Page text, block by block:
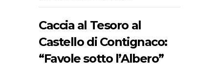
Caccia al Tesoro al
Castello di Contignaco:
“Favole sotto l’Albero”